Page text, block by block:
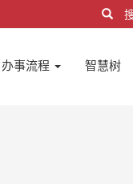
办事流程 智慧树